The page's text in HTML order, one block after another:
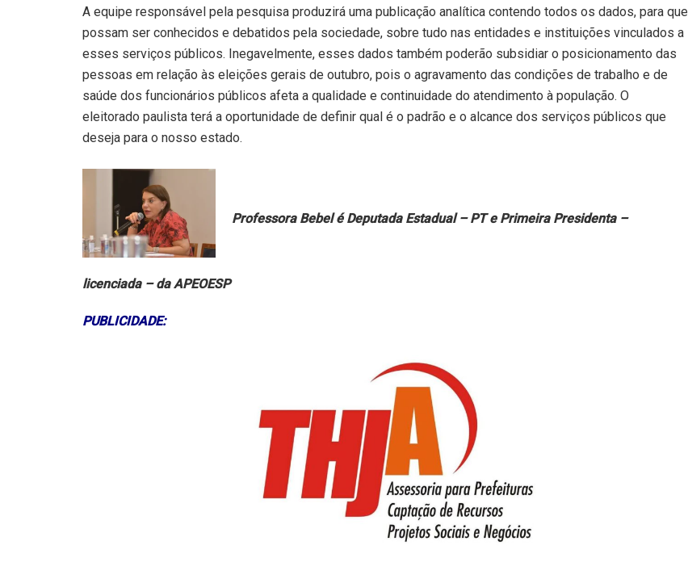
A equipe responsável pela pesquisa produzirá uma publicação analítica contendo todos os dados, para que
possam ser conhecidos e debatidos pela sociedade, sobre tudo nas entidades e instituições vinculados a
esses serviços públicos. Inegavelmente, esses dados também poderão subsidiar o posicionamento das
pessoas em relação às eleições gerais de outubro, pois o agravamento das condições de trabalho e de
saúde dos funcionários públicos afeta a qualidade e continuidade do atendimento à população. O
eleitorado paulista terá a oportunidade de definir qual é o padrão e o alcance dos serviços públicos que
deseja para o nosso estado.
Professora Bebel é Deputada Estadual – PT e Primeira Presidenta –
licenciada – da APEOESP
PUBLICIDADE: